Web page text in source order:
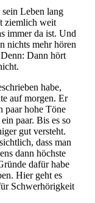
Leben lang
ziemlich weit
immer da ist. Und
nichts mehr hören
Dann hört
habe,
auf morgen. Er
paar hohe Töne
paar. Bis es so
gut versteht.
dass man
dann höchste
dafür habe
Hier geht es
Schwerhörigkeit